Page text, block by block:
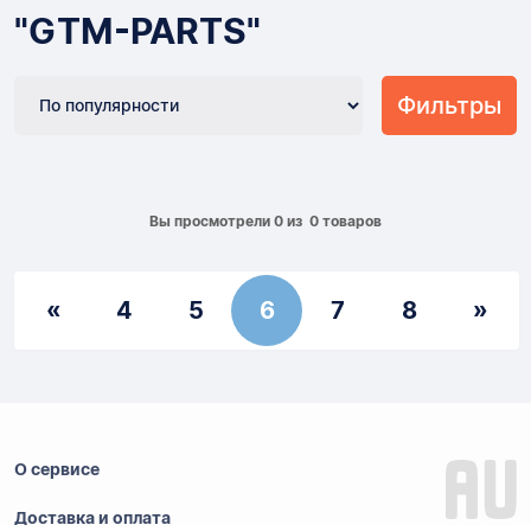
"GTM-PARTS"
Фильтры
Вы просмотрели 0 из 0 товаров
«Previous
4 5 6 7 8 »
О сервисе
Доставка и оплата